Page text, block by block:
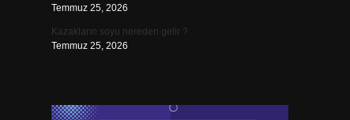
Temmuz 25, 2026
Kazakların soyu nereden gelir ?
Temmuz 25, 2026